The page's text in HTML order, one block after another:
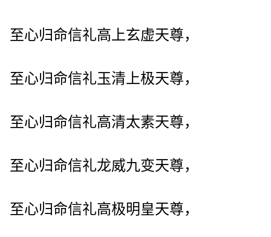
至心归命信礼高上玄虚天尊，
至心归命信礼玉清上极天尊，
至心归命信礼高清太素天尊，
至心归命信礼龙威九变天尊，
至心归命信礼高极明皇天尊，